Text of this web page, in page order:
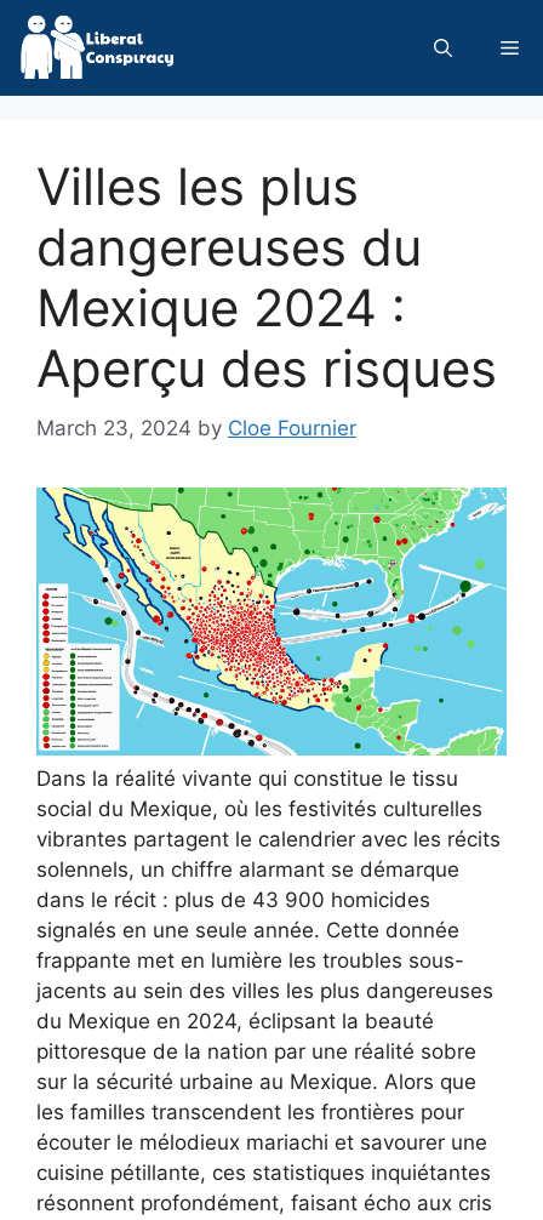
Skip
content
Villes les plus
dangereuses du
Mexique 2024 :
Aperçu des risques
March 23, 2024 by Cloe Fournier
Dans la réalité vivante qui constitue le tissu
social du Mexique, où les festivités culturelles
vibrantes partagent le calendrier avec les récits
solennels, un chiffre alarmant se démarque
dans le récit : plus de 43 900 homicides
signalés en une seule année. Cette donnée
frappante met en lumière les troubles sous-
jacents au sein des villes les plus dangereuses
du Mexique en 2024, éclipsant la beauté
pittoresque de la nation par une réalité sobre
sur la sécurité urbaine au Mexique. Alors que
les familles transcendent les frontières pour
écouter le mélodieux mariachi et savourer une
cuisine pétillante, ces statistiques inquiétantes
résonnent profondément, faisant écho aux cris